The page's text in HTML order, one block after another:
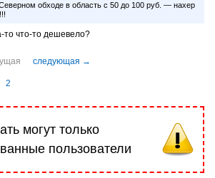
обходе в область с 50 до 100 руб. — нахер
то что-то дешевело?
2
могут только
пользователи